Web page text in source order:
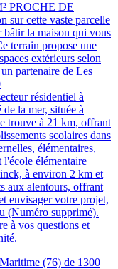
PROCHE DE
sur cette vaste parcelle
la maison qui vous
terrain propose une
extérieurs selon
partenaire de Les
résidentiel à
la mer, située à
trouve à 21 km, offrant
scolaires dans
élémentaires,
l'école élémentaire
à environ 2 km et
aux alentours, offrant
envisager votre projet,
(Numéro supprimé).
à vos questions et